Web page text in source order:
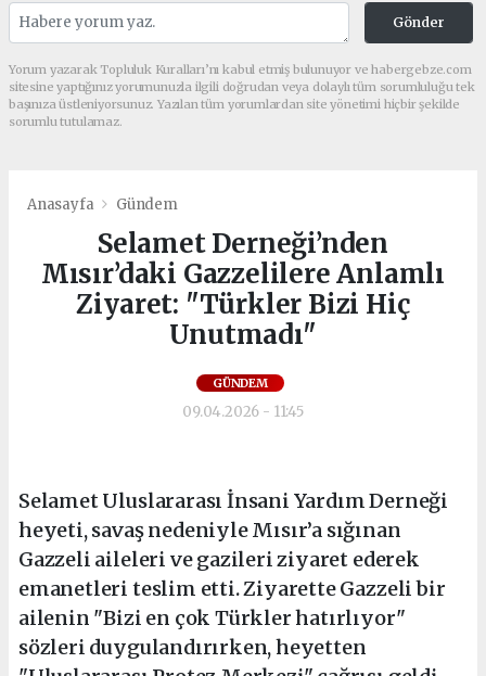
Gönder
Yorum yazarak Topluluk Kuralları’nı kabul etmiş bulunuyor ve habergebze.com
sitesine yaptığınız yorumunuzla ilgili doğrudan veya dolaylı tüm sorumluluğu tek
başınıza üstleniyorsunuz. Yazılan tüm yorumlardan site yönetimi hiçbir şekilde
sorumlu tutulamaz.
Anasayfa Gündem
Selamet Derneği’nden
Mısır’daki Gazzelilere Anlamlı
Ziyaret: "Türkler Bizi Hiç
Unutmadı"
GÜNDEM
09.04.2026 - 11:45
Selamet Uluslararası İnsani Yardım Derneği
heyeti, savaş nedeniyle Mısır’a sığınan
Gazzeli aileleri ve gazileri ziyaret ederek
emanetleri teslim etti. Ziyarette Gazzeli bir
ailenin "Bizi en çok Türkler hatırlıyor"
sözleri duygulandırırken, heyetten